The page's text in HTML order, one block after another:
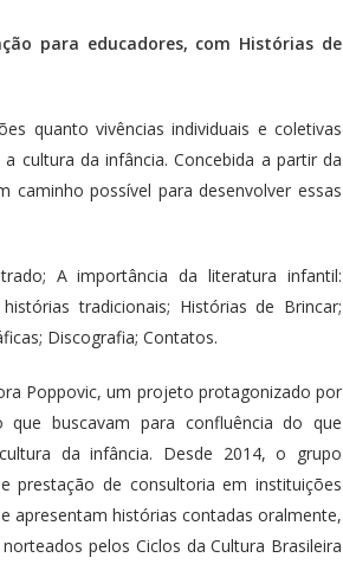
para educadores, com Histórias de
quanto vivências individuais e coletivas
cultura da infância. Concebida a partir da
possível para desenvolver essas
A importância da literatura infantil:
tradicionais; Histórias de Brincar;
Discografia; Contatos.
Poppovic, um projeto protagonizado por
buscavam para confluência do que
da infância. Desde 2014, o grupo
prestação de consultoria em instituições
apresentam histórias contadas oralmente,
pelos Ciclos da Cultura Brasileira